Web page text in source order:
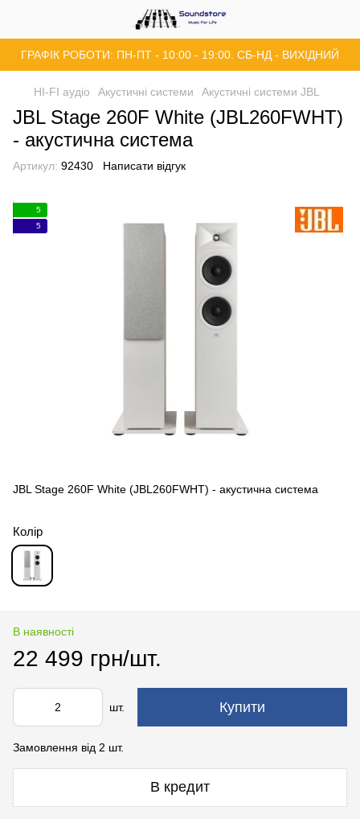
ГРАФІК РОБОТИ: ПН-ПТ - 10:00 - 19:00. СБ-НД - ВИХІДНИЙ
HI-FI аудіо Акустичні системи Акустичні системи JBL
JBL Stage 260F White (JBL260FWHT)
- акустична система
Артикул: 92430 Написати відгук
5
5
JBL Stage 260F White (JBL260FWHT) - акустична система
Колір
В наявності
22 499 грн/шт.
шт. Купити
Замовлення від 2 шт.
В кредит